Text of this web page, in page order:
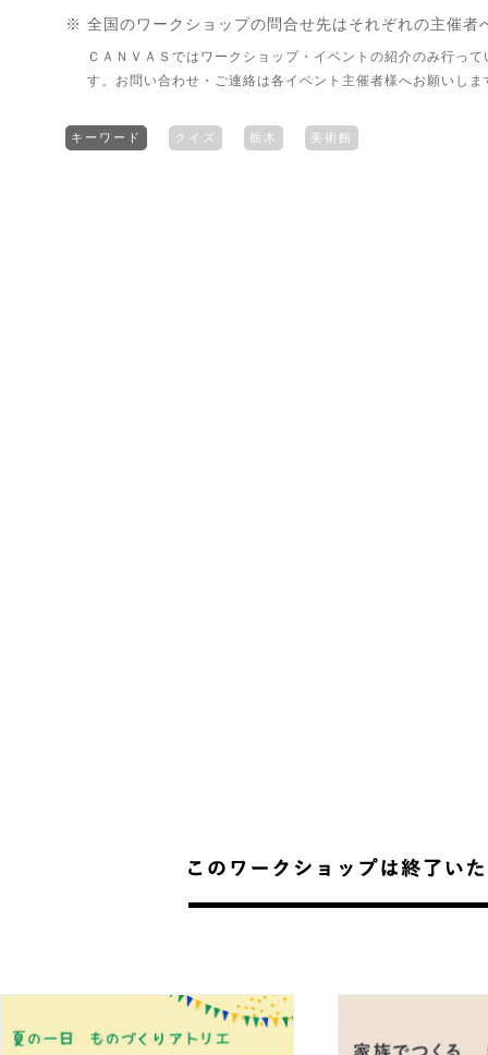
※ 全国のワークショップの問合せ先はそれぞれの主催者
ＣＡＮＶＡＳではワークショップ・イベントの紹介のみ行って
す。お問い合わせ・ご連絡は各イベント主催者様へお願いしま
キーワード クイズ 栃木 美術館